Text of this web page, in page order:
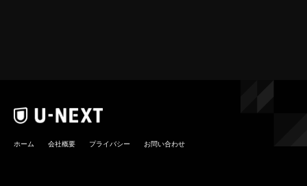
ホーム 会社概要 プライバシー お問い合わせ